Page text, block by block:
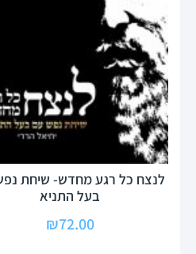
לנצח כל רגע מחדש- שיחת
בעל התניא
₪72.00